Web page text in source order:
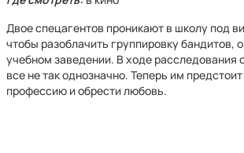
Двое спецагентов проникают в школу под
чтобы разоблачить группировку бандитов,
учебном заведении. В ходе расследования
все не так однозначно. Теперь им
профессию и обрести любовь.